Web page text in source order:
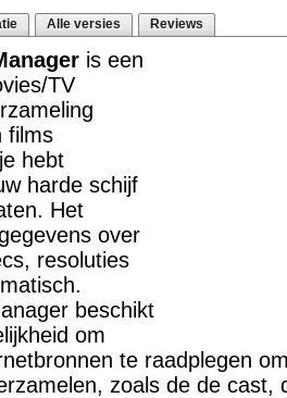
Alle versies Reviews
is een
TV
films
hebt
harde schijf
Het
over
resoluties
beschikt
om
te raadplegen
zoals de de cast,